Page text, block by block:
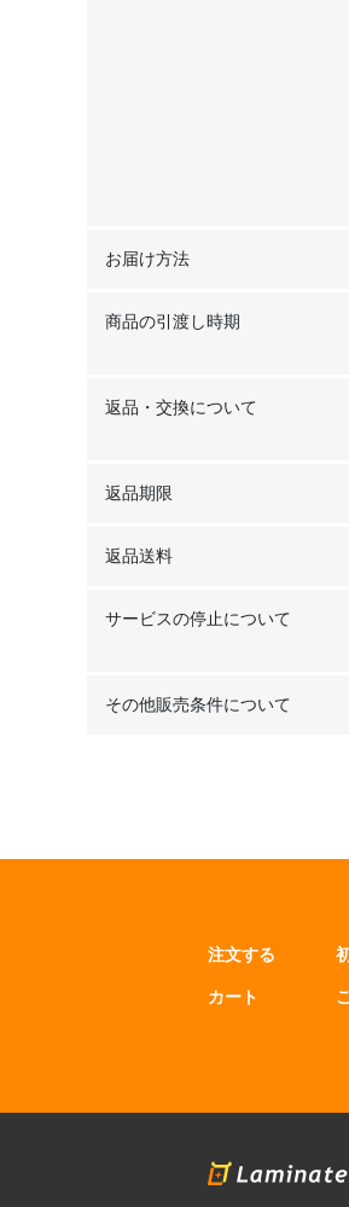
お届け方法
商品の引渡し時期
返品・交換について
返品期限
返品送料
サービスの停止について
その他販売条件について
注文する
カート